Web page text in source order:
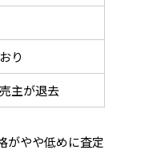
り
主が退去
がやや低めに査定